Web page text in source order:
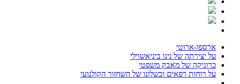
ארספו-ארוטי
על יצירתה של נינו ביניאשוילי
כרוניקה של מאבק משפטי
על רוחות רפאים וכשלונו של השחזור הקולנועי